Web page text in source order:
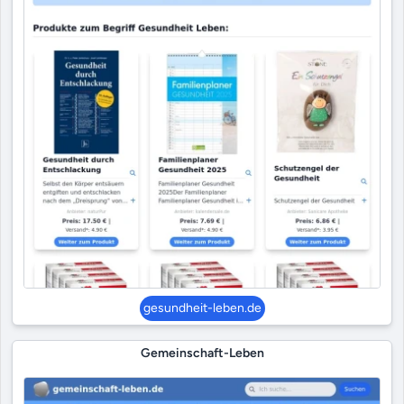
gesundheit-leben.de
Gemeinschaft-Leben